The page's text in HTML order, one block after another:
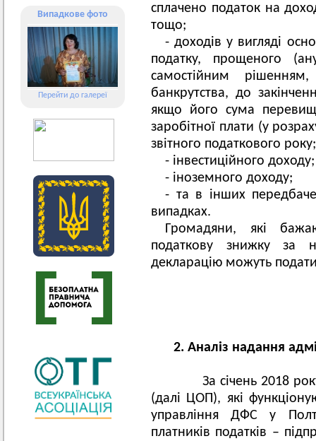
Випадкове фото
Перейти до галереї
сплачено податок на
тощо;
- доходів у вигляді
податку, прощеного
самостійним
банкрутства, до
якщо його сума
заробітної плати (у
звітного податкового року;
- інвестиційного доходу;
- іноземного доходу;
- та в інших
випадках.
Громадяни, які
податкову знижку за
декларацію можуть
2. Аналіз надання
За січень 2018 року
(далі ЦОП), які
управління ДФС у
платників податків –